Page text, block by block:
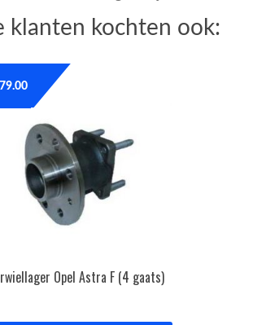
klanten kochten ook:
Opel Astra F (4 gaats)